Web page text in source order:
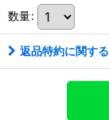
数量:
返品特約に関す